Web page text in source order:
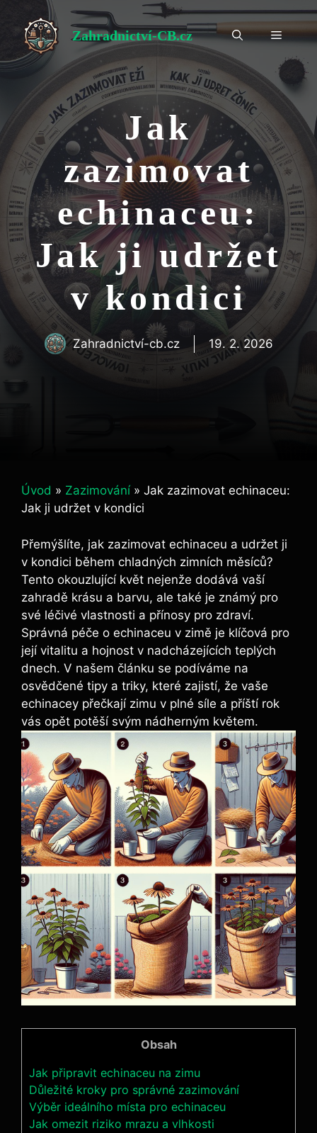
Přeskočit
obsah
Zahradnictví-CB.cz Menu
Jak
zazimovat
echinaceu:
Jak ji udržet
v kondici
Zahradnictví-cb.cz 19. 2. 2026
Úvod » Zazimování » Jak zazimovat echinaceu:
Jak ji udržet v kondici
Přemýšlíte, jak zazimovat echinaceu⁣ a udržet ji
v kondici ​během chladných zimních měsíců?​
Tento‌ okouzlující květ nejenže dodává ⁢vaší
zahradě krásu ​a barvu, ale⁣ také je známý‍ pro
své léčivé vlastnosti a přínosy ​pro zdraví.
Správná péče ‌o echinaceu v zimě ‍je klíčová pro‍
její vitalitu a⁢ hojnost v nadcházejících teplých
dnech. V⁢ našem‍ článku se podíváme na
osvědčené tipy⁢ a triky, které zajistí, že ​vaše
echinacey ​přečkají ⁤zimu ⁢v plné síle⁣ a příští rok
vás opět potěší svým‍ nádherným květem.
Obsah
Jak připravit echinaceu‍ na zimu
Důležité kroky pro správné zazimování
Výběr ​ideálního místa pro echinaceu
Jak‍ omezit riziko mrazu a vlhkosti